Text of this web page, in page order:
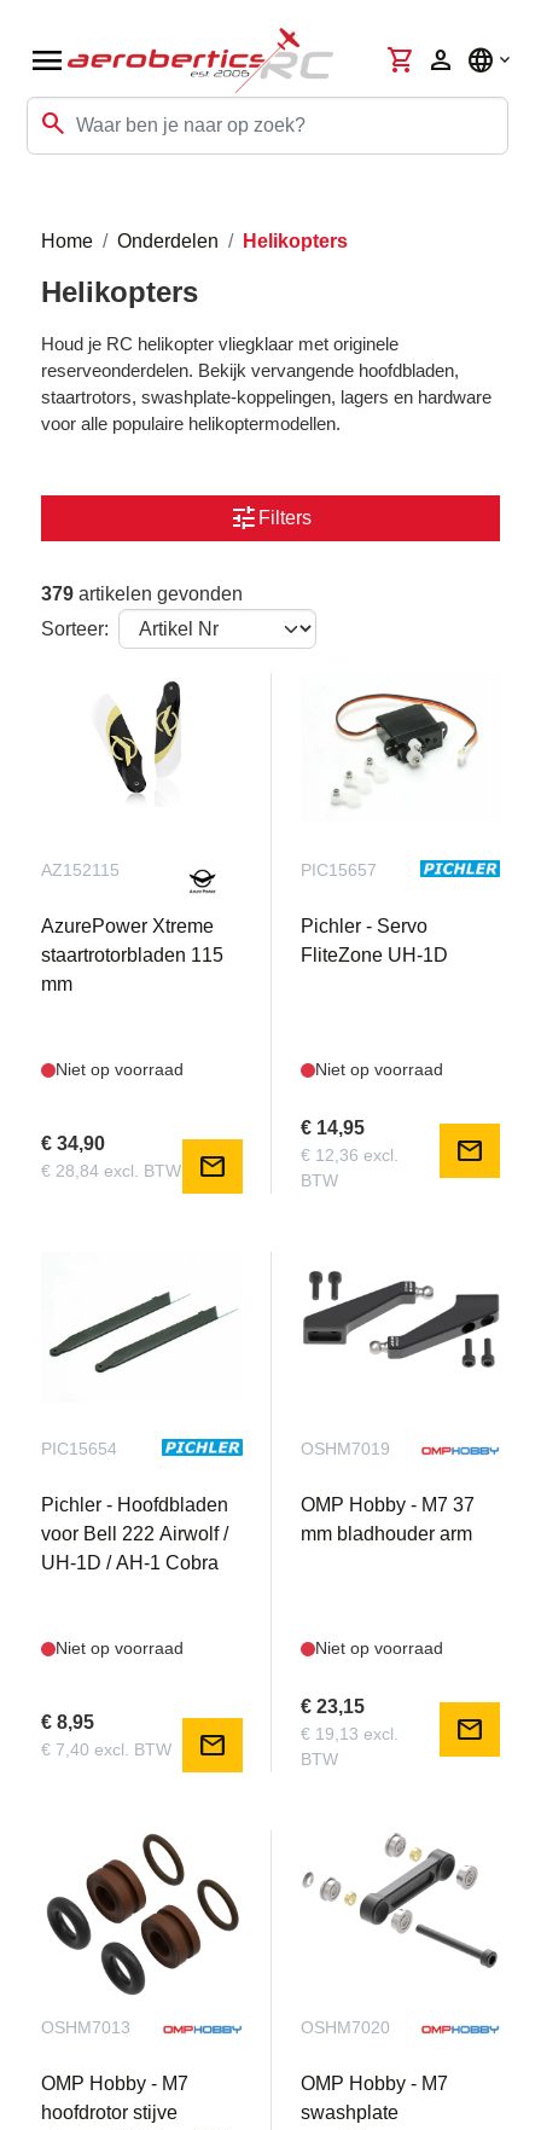
menu
search
shopping_cart person language
Home Onderdelen Helikopters
Helikopters
Houd je RC helikopter vliegklaar met originele
reserveonderdelen. Bekijk vervangende hoofdbladen,
staartrotors, swashplate-koppelingen, lagers en hardware
voor alle populaire helikoptermodellen.
tune Filters
379 artikelen gevonden
Sorteer:
AZ152115
AzurePower Xtreme
staartrotorbladen 115
mm
Niet op voorraad
€ 34,90
€ 28,84 excl. BTW mail
PIC15657
Pichler - Servo
FliteZone UH-1D
Niet op voorraad
€ 14,95
€ 12,36 excl.
BTW
mail
PIC15654
Pichler - Hoofdbladen
voor Bell 222 Airwolf /
UH-1D / AH-1 Cobra
Niet op voorraad
€ 8,95
€ 7,40 excl. BTW mail
OSHM7019
OMP Hobby - M7 37
mm bladhouder arm
Niet op voorraad
€ 23,15
€ 19,13 excl.
BTW
mail
OSHM7013
OMP Hobby - M7
hoofdrotor stijve
OSHM7020
OMP Hobby - M7
swashplate